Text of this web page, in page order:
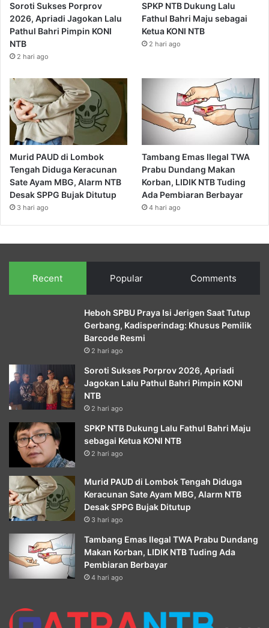
Soroti Sukses Porprov
2026, Apriadi Jagokan Lalu
Pathul Bahri Pimpin KONI
NTB
2 hari ago
SPKP NTB Dukung Lalu
Fathul Bahri Maju sebagai
Ketua KONI NTB
2 hari ago
Murid PAUD di Lombok
Tengah Diduga Keracunan
Sate Ayam MBG, Alarm NTB
Desak SPPG Bujak Ditutup
3 hari ago
Tambang Emas Ilegal TWA
Prabu Dundang Makan
Korban, LIDIK NTB Tuding
Ada Pembiaran Berbayar
4 hari ago
Recent Popular Comments
Heboh SPBU Praya Isi Jerigen Saat Tutup
Gerbang, Kadisperindag: Khusus Pemilik
Barcode Resmi
2 hari ago
Soroti Sukses Porprov 2026, Apriadi
Jagokan Lalu Pathul Bahri Pimpin KONI
NTB
2 hari ago
SPKP NTB Dukung Lalu Fathul Bahri Maju
sebagai Ketua KONI NTB
2 hari ago
Murid PAUD di Lombok Tengah Diduga
Keracunan Sate Ayam MBG, Alarm NTB
Desak SPPG Bujak Ditutup
3 hari ago
Tambang Emas Ilegal TWA Prabu Dundang
Makan Korban, LIDIK NTB Tuding Ada
Pembiaran Berbayar
4 hari ago